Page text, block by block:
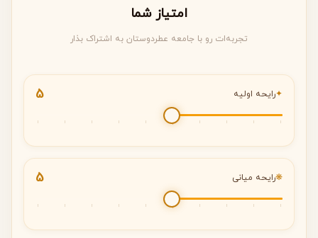
امتیاز شما
تجربه‌ات رو با جامعه عطردوستان به اشتراک بذار
✦رایحه اولیه 5
❋رایحه میانی 5